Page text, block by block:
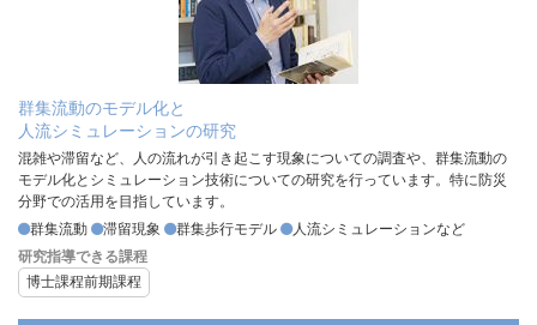
群集流動のモデル化と
人流シミュレーションの研究
混雑や滞留など、人の流れが引き起こす現象についての調査や、群集流動の
モデル化とシミュレーション技術についての研究を行っています。特に防災
分野での活用を目指しています。
群集流動
滞留現象 群集歩行モデル
人流シミュレーションなど
研究指導できる課程
博士課程前期課程